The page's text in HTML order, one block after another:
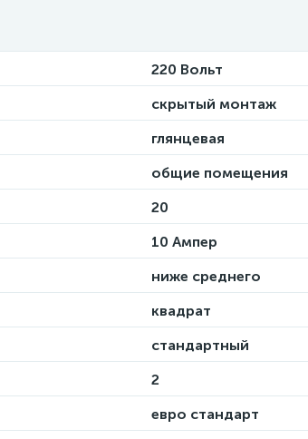
220 Вольт
скрытый монтаж
глянцевая
общие помещения
20
10 Ампер
ниже среднего
квадрат
стандартный
2
евро стандарт